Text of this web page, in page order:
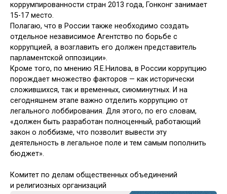
коррумпированности стран 2013 года, Гонконг занимает
15-17 место.
Полагаю, что в России также необходимо создать
отдельное независимое Агентство по борьбе с
коррупцией, а возглавить его должен представитель
парламентской оппозиции».
Кроме того, по мнению Я.Е.Нилова, в России коррупцию
порождает множество факторов — как исторически
сложившихся, так и временных, сиюминутных. И на
сегодняшнем этапе важно отделить коррупцию от
легального лоббирования. Для этого, по его словам,
«должен быть разработан полноценный, работающий
закон о лоббизме, что позволит вывести эту
деятельность в легальное поле и тем самым пополнить
бюджет».
Комитет по делам общественных объединений
и религиозных организаций